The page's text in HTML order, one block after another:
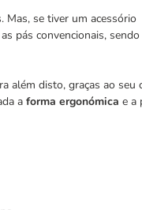
Mas, se tiver um acessório
pás convencionais, sendo
além disto, graças ao seu
a forma ergonómica e a